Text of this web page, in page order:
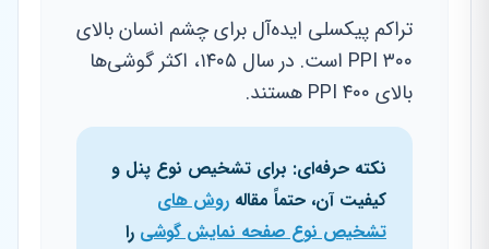
تراکم پیکسلی ایده‌آل برای چشم انسان بالای
۳۰۰ PPI است. در سال ۱۴۰۵، اکثر گوشی‌ها
بالای ۴۰۰ PPI هستند.
نکته حرفه‌ای: برای تشخیص نوع پنل و
کیفیت آن، حتماً مقاله روش های
تشخیص نوع صفحه نمایش گوشی را